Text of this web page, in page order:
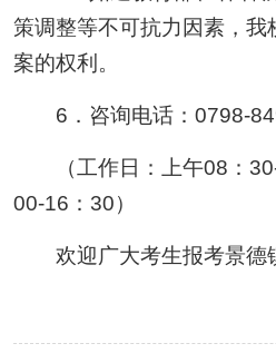
策调整等不可抗力因素，我
案的权利。
6．咨询电话：0798-
（工作日：上午08：30-
00-16：30）
欢迎广大考生报考景德